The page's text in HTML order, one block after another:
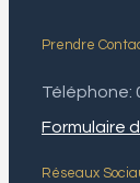
Prendre
Téléphone:
Formulaire
Réseaux